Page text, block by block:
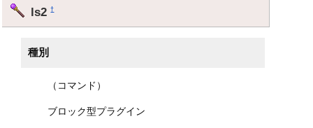
ls2†
種別
（コマンド）
ブロック型プラグイン